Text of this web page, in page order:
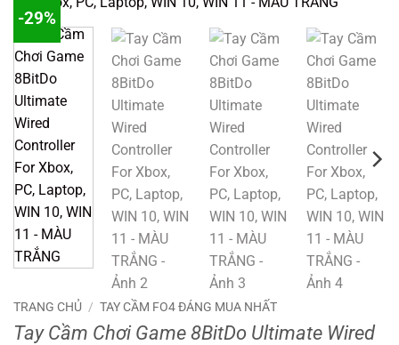
-29%
TRANG CHỦ / TAY CẦM FO4 ĐÁNG MUA NHẤT
Tay Cầm Chơi Game 8BitDo Ultimate Wired